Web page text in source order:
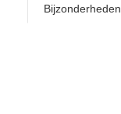
Bijzonderheden